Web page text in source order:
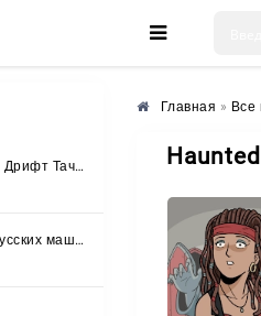
Drive Zone Online: Дрифт Тачки
RCD - Дрифт на русских машинах
Главная » Все